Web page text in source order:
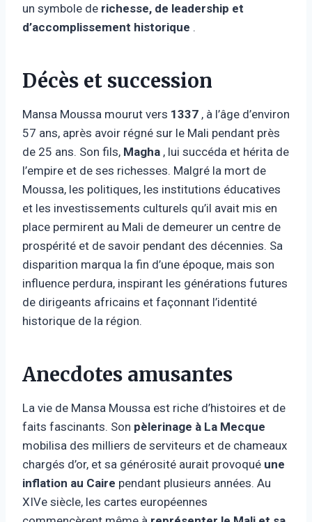
un symbole de richesse, de leadership et
d’accomplissement historique .
Décès et succession
Mansa Moussa mourut vers 1337 , à l’âge d’environ
57 ans, après avoir régné sur le Mali pendant près
de 25 ans. Son fils, Magha , lui succéda et hérita de
l’empire et de ses richesses. Malgré la mort de
Moussa, les politiques, les institutions éducatives
et les investissements culturels qu’il avait mis en
place permirent au Mali de demeurer un centre de
prospérité et de savoir pendant des décennies. Sa
disparition marqua la fin d’une époque, mais son
influence perdura, inspirant les générations futures
de dirigeants africains et façonnant l’identité
historique de la région.
Anecdotes amusantes
La vie de Mansa Moussa est riche d’histoires et de
faits fascinants. Son pèlerinage à La Mecque
mobilisa des milliers de serviteurs et de chameaux
chargés d’or, et sa générosité aurait provoqué une
inflation au Caire pendant plusieurs années. Au
XIVe siècle, les cartes européennes